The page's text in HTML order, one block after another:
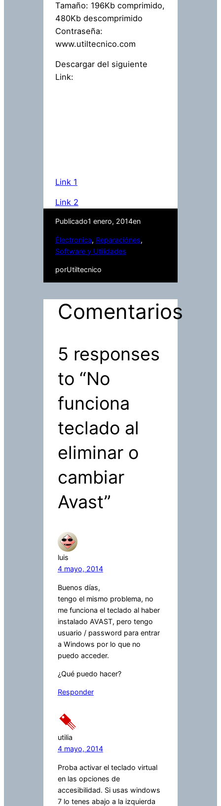
Tamaño: 196Kb comprimido,
480Kb descomprimido
Contraseña:
www.utiltecnico.com
Descargar del siguiente
Link:
Link 1
Link 2
Publicado1 enero, 2014en
Électronica, Reparaciónes
Software y Utilidades
porUtiltecnico
Comentarios
5 responses
to “No
funciona
teclado al
eliminar o
cambiar
Avast”
luis
4 mayo, 2014
Buenos días,
tengo el mismo problema, no
me funciona el teclado al haber
instalado AVAST, pero tengo
usuario / password para entrar
a Windows por lo que no
puedo acceder.
¿Qué puedo hacer?
Responder
utilia
4 mayo, 2014
Proba activar el teclado virtual
en las opciones de
accesibilidad. Si usas windows
7 lo tenes abajo a la izquierda